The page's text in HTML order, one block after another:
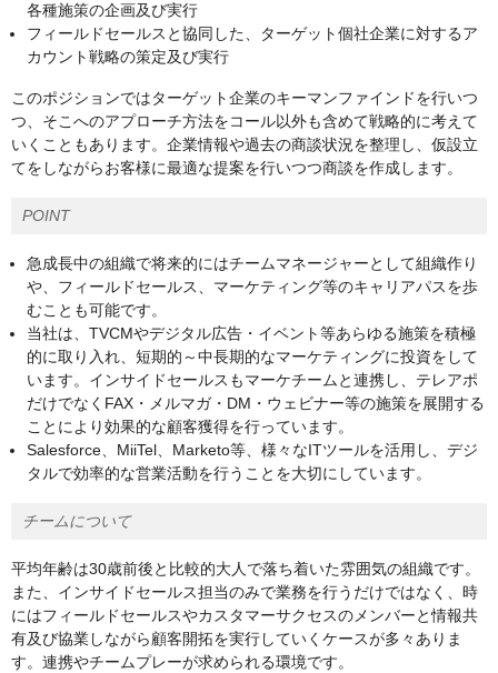
各種施策の企画及び実行
フィールドセールスと協同した、ターゲット個社企業に対するア
カウント戦略の策定及び実行
このポジションではターゲット企業のキーマンファインドを行いつ
つ、そこへのアプローチ方法をコール以外も含めて戦略的に考えて
いくこともあります。企業情報や過去の商談状況を整理し、仮設立
てをしながらお客様に最適な提案を行いつつ商談を作成します。
POINT
急成長中の組織で将来的にはチームマネージャーとして組織作り
や、フィールドセールス、マーケティング等のキャリアパスを歩
むことも可能です。
当社は、TVCMやデジタル広告・イベント等あらゆる施策を積極
的に取り入れ、短期的～中長期的なマーケティングに投資をして
います。インサイドセールスもマーケチームと連携し、テレアポ
だけでなくFAX・メルマガ・DM・ウェビナー等の施策を展開する
ことにより効果的な顧客獲得を行っています。
Salesforce、MiiTel、Marketo等、様々なITツールを活用し、デジ
タルで効率的な営業活動を行うことを大切にしています。
チームについて
平均年齢は30歳前後と比較的大人で落ち着いた雰囲気の組織です。
また、インサイドセールス担当のみで業務を行うだけではなく、時
にはフィールドセールスやカスタマーサクセスのメンバーと情報共
有及び協業しながら顧客開拓を実行していくケースが多々ありま
す。連携やチームプレーが求められる環境です。